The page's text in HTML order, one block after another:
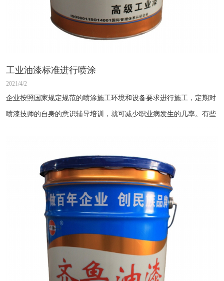
工业油漆标准进行喷涂
2021/4/2
企业按照国家规定规范的喷涂施工环境和设备要求进行施工，定期对
喷漆技师的自身的意识辅导培训，就可减少职业病发生的几率。有些
企业老板为了怕花钱忽视油漆工的健康，采取简单的预防措施，甚至
请的油漆工多是刚从农村出来的打工者，他们根本没有接受任何正规
化培训，缺乏防护意识，更容易导致中毒事件发生。